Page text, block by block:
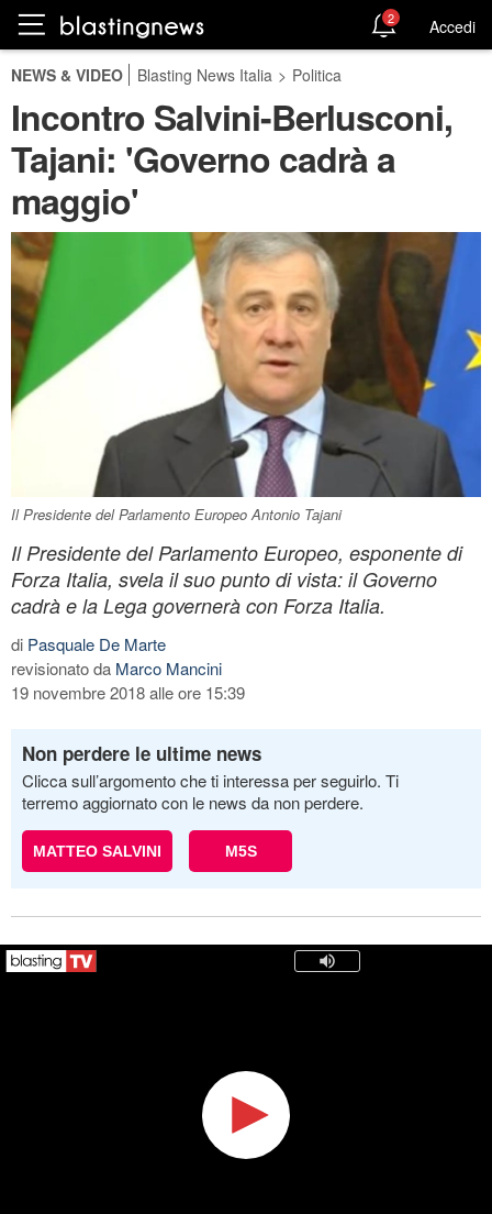
2 Accedi
NEWS & VIDEO Blasting News Italia > Politica
Incontro Salvini-Berlusconi,
Tajani: 'Governo cadrà a
maggio'
Il Presidente del Parlamento Europeo Antonio Tajani
Il Presidente del Parlamento Europeo, esponente di
Forza Italia, svela il suo punto di vista: il Governo
cadrà e la Lega governerà con Forza Italia.
di Pasquale De Marte
revisionato da Marco Mancini
19 novembre 2018 alle ore 15:39
Non perdere le ultime news
Clicca sull’argomento che ti interessa per seguirlo. Ti
terremo aggiornato con le news da non perdere.
MATTEO SALVINI M5S